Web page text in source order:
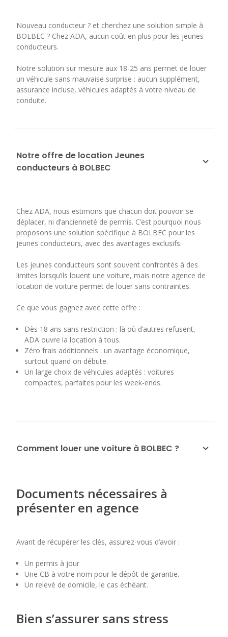
Nouveau conducteur ? et cherchez une solution simple à
BOLBEC ? Chez ADA, aucun coût en plus pour les jeunes
conducteurs.
Notre solution sur mesure aux 18-25 ans permet de louer
un véhicule sans mauvaise surprise : aucun supplément,
assurance incluse, véhicules adaptés à votre niveau de
conduite.
Notre offre de location Jeunes
conducteurs à BOLBEC
Chez ADA, nous estimons que chacun doit pouvoir se
déplacer, ni d’ancienneté de permis. C’est pourquoi nous
proposons une solution spécifique à BOLBEC pour les
jeunes conducteurs, avec des avantages exclusifs.
Les jeunes conducteurs sont souvent confrontés à des
limites lorsqu’ils louent une voiture, mais notre agence de
location de voiture permet de louer sans contraintes.
Ce que vous gagnez avec cette offre :
Dès 18 ans sans restriction : là où d’autres refusent,
ADA ouvre la location à tous.
Zéro frais additionnels : un avantage économique,
surtout quand on débute.
Un large choix de véhicules adaptés : voitures
compactes, parfaites pour les week-ends.
Comment louer une voiture à BOLBEC ?
Documents nécessaires à
présenter en agence
Avant de récupérer les clés, assurez-vous d’avoir :
Un permis à jour
Une CB à votre nom pour le dépôt de garantie.
Un relevé de domicile, le cas échéant.
Bien s’assurer sans stress